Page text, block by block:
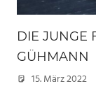
DIE JUNGE
GÜHMANN
15. März 2022